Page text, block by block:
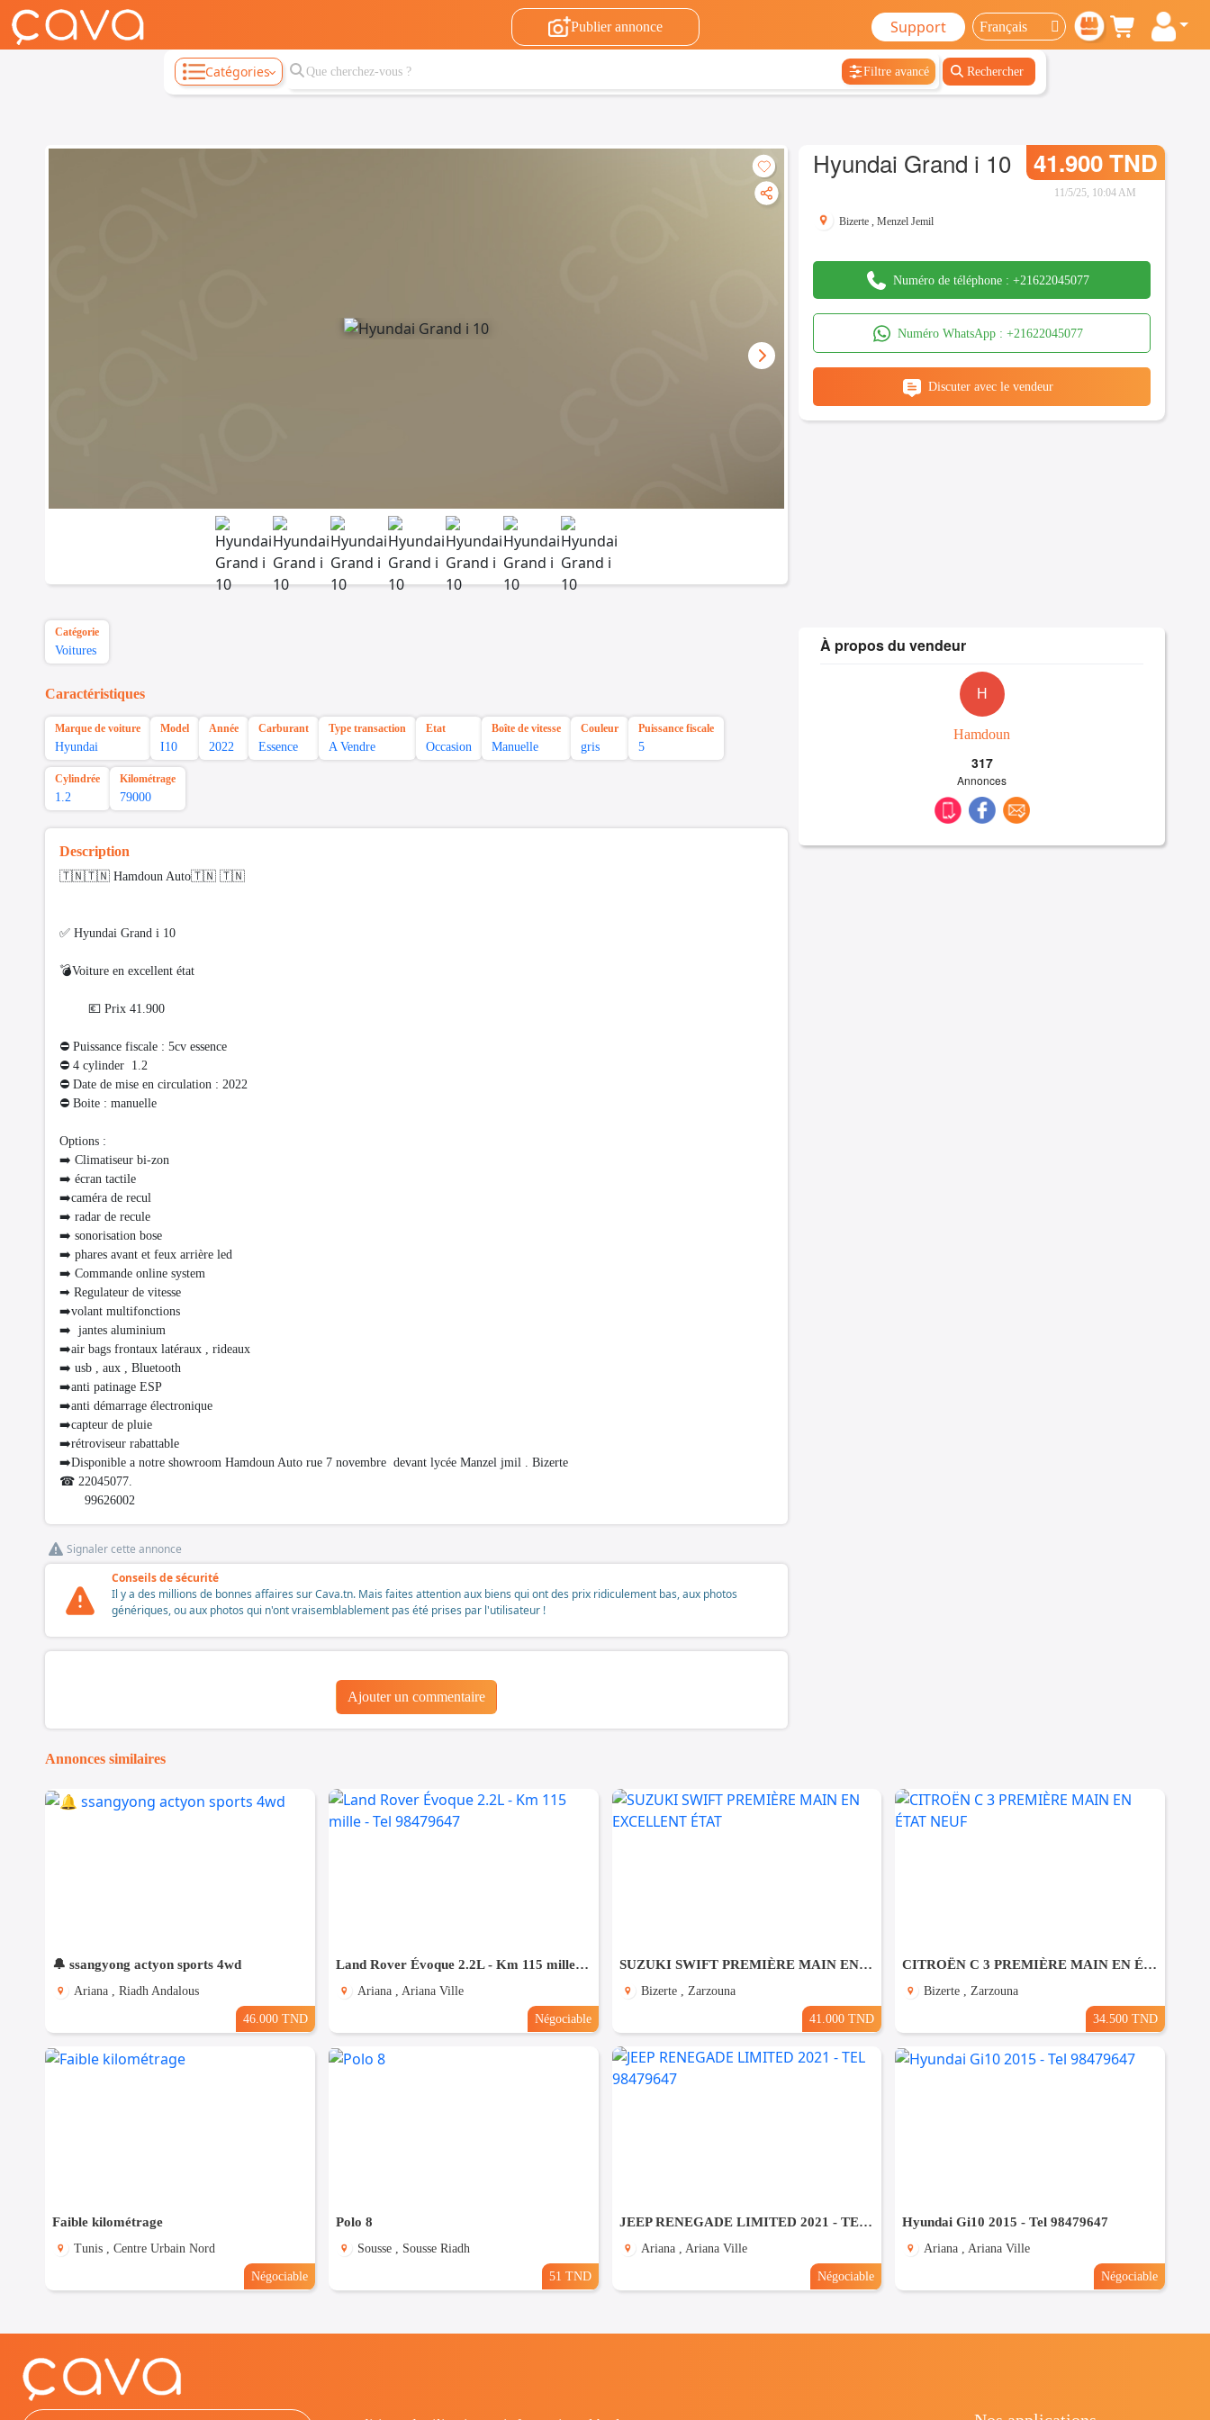
Publier annonce Support
Catégories Filtre avancé Rechercher
Hyundai Grand i 10 41.900 TND
11/5/25, 10:04 AM
Bizerte ,Menzel Jemil
Numéro de téléphone :+21622045077
Numéro WhatsApp : +21622045077
Discuter avec le vendeur
Catégorie
Voitures
Caractéristiques
Marque de voiture
Hyundai
Model
I10
Année
2022
Carburant
Essence
Type transaction
A Vendre
Etat
Occasion
Boîte de vitesse
Manuelle
Couleur
gris
Puissance fiscale
5
Cylindrée
1.2
Kilométrage
79000
Description
🇹🇳🇹🇳 Hamdoun Auto🇹🇳 🇹🇳
✅ Hyundai Grand i 10
💣Voiture en excellent état
💶 Prix 41.900
⛔ Puissance fiscale : 5cv essence
⛔️ 4 cylinder 1.2
⛔ Date de mise en circulation : 2022
⛔ Boite : manuelle
Options :
➡️ Climatiseur bi-zon
➡️ écran tactile
➡️caméra de recul
➡️ radar de recule
➡️ sonorisation bose
➡️ phares avant et feux arrière led
➡️ Commande online system
➡ Regulateur de vitesse
➡️volant multifonctions
➡️ jantes aluminium
➡️air bags frontaux latéraux , rideaux
➡️ usb , aux , Bluetooth
➡️anti patinage ESP
➡️anti démarrage électronique
➡️capteur de pluie
➡️rétroviseur rabattable
➡️Disponible a notre showroom Hamdoun Auto rue 7 novembre devant lycée Manzel jmil . Bizerte
☎ 22045077.
99626002
Signaler cette annonce
Conseils de sécurité
Il y a des millions de bonnes affaires sur Cava.tn. Mais faites attention aux biens qui ont des prix ridiculement bas, aux photos
génériques, ou aux photos qui n'ont vraisemblablement pas été prises par l'utilisateur !
Ajouter un commentaire
À propos du vendeur
H
Hamdoun
317
Annonces
Annonces similaires
🔔 ssangyong actyon sports 4wd
Ariana , Riadh Andalous
46.000 TND
Land Rover Évoque 2.2L - Km 115 mille - Tel 98479647
Ariana , Ariana Ville
Négociable
SUZUKI SWIFT PREMIÈRE MAIN EN EXCELLENT ÉTAT
Bizerte , Zarzouna
41.000 TND
CITROËN C 3 PREMIÈRE MAIN EN ÉTAT NEUF
Bizerte , Zarzouna
34.500 TND
Faible kilométrage
Tunis , Centre Urbain Nord
Négociable
Polo 8
Sousse , Sousse Riadh
51 TND
JEEP RENEGADE LIMITED 2021 - TEL 98479647
Ariana , Ariana Ville
Négociable
Hyundai Gi10 2015 - Tel 98479647
Ariana , Ariana Ville
Négociable